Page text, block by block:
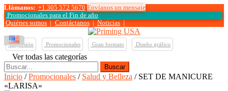
Llámanos: +1 305 572 5670 Envíanos un mensaje
Promocionales para elFin de año
Quiénes somos
Contáctanos Noticias
Impresión Promocionales Gran formato Diseño gráfico
Ver todas las categorías
Buscar:
Inicio /Promocionales / Salud y Belleza / SET DE MANICURE
«LARISA»